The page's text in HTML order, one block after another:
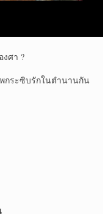
ศา ?
กระซิบรักในตำนานกัน